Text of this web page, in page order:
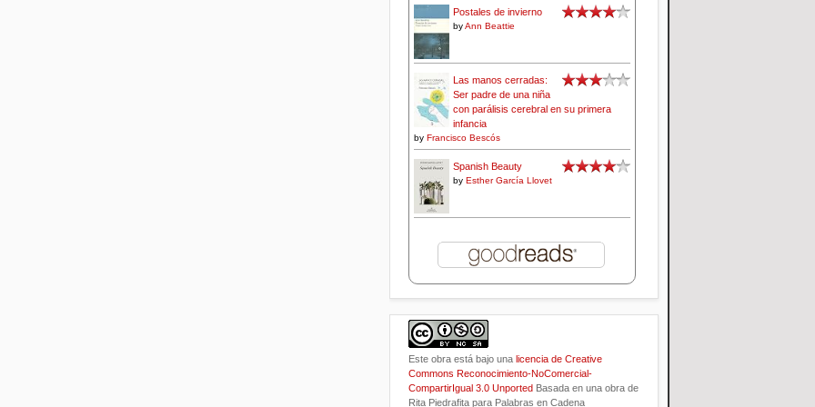
Postales de invierno
byAnn Beattie
Las manos cerradas:
Ser padre de una niña
con parálisis cerebral en su primera
infancia
by Francisco Bescós
Spanish Beauty
by Esther García Llovet
Este obra está bajo una licencia de Creative
Commons Reconocimiento-NoComercial-
CompartirIgual 3.0 Unported Basada en una obra de
Rita Piedrafita para Palabras en Cadena